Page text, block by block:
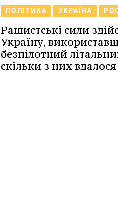
ПОЛІТИКА УКРАЇНА
Рашистські сили
Україну,
безпілотний
скільки з них